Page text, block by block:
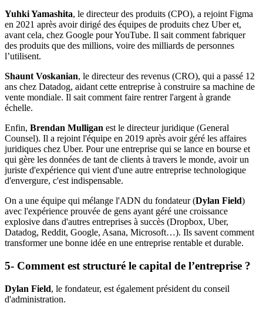
Yuhki Yamashita, le directeur des produits (CPO), a rejoint Figma
en 2021 après avoir dirigé des équipes de produits chez Uber et,
avant cela, chez Google pour YouTube. Il sait comment fabriquer
des produits que des millions, voire des milliards de personnes
l’utilisent.
Shaunt Voskanian, le directeur des revenus (CRO), qui a passé 12
ans chez Datadog, aidant cette entreprise à construire sa machine de
vente mondiale. Il sait comment faire rentrer l'argent à grande
échelle.
Enfin, Brendan Mulligan est le directeur juridique (General
Counsel). Il a rejoint l'équipe en 2019 après avoir géré les affaires
juridiques chez Uber. Pour une entreprise qui se lance en bourse et
qui gère les données de tant de clients à travers le monde, avoir un
juriste d'expérience qui vient d'une autre entreprise technologique
d'envergure, c'est indispensable.
On a une équipe qui mélange l'ADN du fondateur (Dylan Field)
avec l'expérience prouvée de gens ayant géré une croissance
explosive dans d'autres entreprises à succès (Dropbox, Uber,
Datadog, Reddit, Google, Asana, Microsoft…). Ils savent comment
transformer une bonne idée en une entreprise rentable et durable.
5- Comment est structuré le capital de l’entreprise ?
Dylan Field, le fondateur, est également président du conseil
d'administration.